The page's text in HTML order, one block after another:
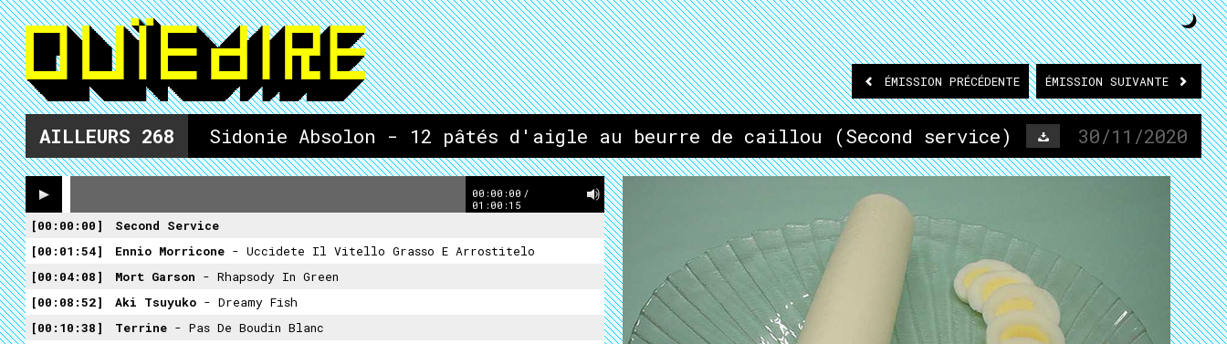
ÉMISSION PRÉCÉDENTE ÉMISSION SUIVANTE
AILLEURS 268 Sidonie Absolon - 12 pâtés d'aigle au beurre de caillou (Second service) 30/11/2020
00:00:00 /
01:00:15
00:00:00
Second Service
00:01:54
Ennio Morricone - Uccidete Il Vitello Grasso E Arrostitelo
00:04:08
Mort Garson - Rhapsody In Green
00:08:52
Aki Tsuyuko - Dreamy Fish
00:10:38
Terrine - Pas De Boudin Blanc